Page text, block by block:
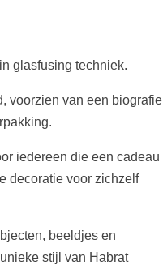
glasfusing techniek.
voorzien van een biografie
iedereen die een cadeau
decoratie voor zichzelf
beeldjes en
stijl van Habrat